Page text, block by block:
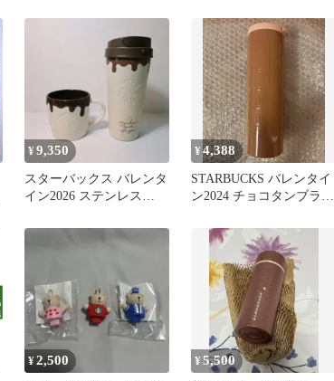
¥9,350
スターバックス バレンタ
イン2026 ステンレス
ョコ
¥4,388
STARBUCKS バレンタイ
ン2024 チョコタンブラー
¥2,500 ¥5,500